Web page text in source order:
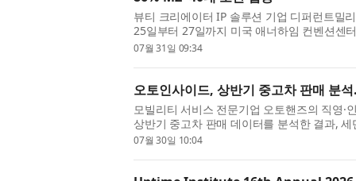
뷰티 크리에이터 IP 솔루션 기업 디퍼런트밀
25일부터 27일까지 미국 애너하임 컨벤션센
(VidCon) 2026’에서 운영한 K뷰티 공식 공간
07월 31일 09:34
오토인사이드, 상반기 중고차 판매 분
모빌리티 서비스 전문기업 오토핸즈의 직영·
상반기 중고차 판매 데이터를 분석한 결과,
확대 흐름이 두드러졌다고 30일 밝혔다. 특
07월 30일 10:04